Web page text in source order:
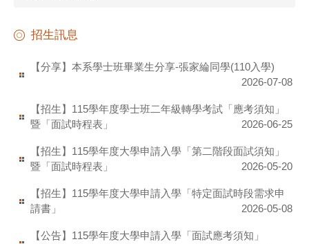
招生訊息
【分享】本系學士班畢業生分享-張家綸同學(110入學)
2026-07-08
【招生】115學年度學士班二年級轉學考試「應考須知」
暨「面試時程表」
2026-06-25
【招生】115學年度大學申請入學「第二階段面試須知」
暨「面試時程表」
2026-05-20
【招生】115學年度大學申請入學「特定面試時段需求申
請書」
2026-05-08
【公告】115學年度大學申請入學「面試應考須知」